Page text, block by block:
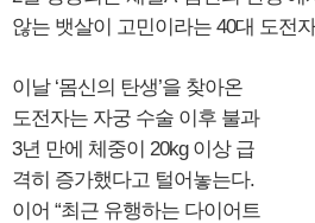
않는 뱃살이 고민이라는 40대 도전
이날 ‘몸신의 탄생’을 찾아온
도전자는 자궁 수술 이후 불과
3년 만에 체중이 20kg 이상 급
격히 증가했다고 털어놓는다.
이어 “최근 유행하는 다이어트